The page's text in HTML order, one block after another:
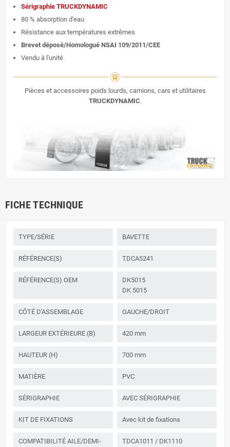
Sérigraphie TRUCKDYNAMIC
80 % absorption d'eau
Résistance aux températures extrêmes
Brevet déposé/Homologué NSAI 109/2011/CEE
Vendu à l'unité
Pièces et accessoires poids lourds, camions, cars et utilitaires
TRUCKDYNAMIC.
FICHE TECHNIQUE
TYPE/SÉRIE BAVETTE
RÉFÉRENCE(S) TDCA5241
RÉFÉRENCE(S) OEM
DK5015
DK 5015
CÔTÉ D'ASSEMBLAGE GAUCHE/DROIT
LARGEUR EXTÉRIEURE (B) 420 mm
HAUTEUR (H) 700 mm
MATIÈRE PVC
SÉRIGRAPHIE AVEC SÉRIGRAPHIE
KIT DE FIXATIONS Avec kit de fixations
COMPATIBILITÉ AILE/DEMI-
TDCA1011 / DK1110